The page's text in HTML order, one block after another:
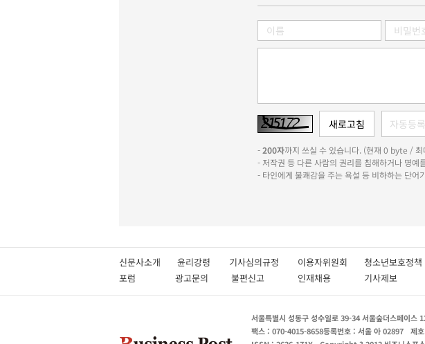
-200자까지 쓰실 수 있습니다. (현재 0 byte /
- 저작권 등 다른 사람의 권리를 침해하거나 명예
- 타인에게 불쾌감을 주는 욕설 등 비하하는 단어
신문사소개 윤리강령 기사심의규정 이용자위원회 청소년보호정
포럼
광고문의 불편신고 인재채용 기사제보
서울특별시 성동구 성수일로 39-34 서울숲더스페이스
팩스 : 070-4015-8658등록번호 : 서울 아 02897 제